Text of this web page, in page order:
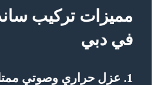
مميزات تركيب
في دبي
1. عزل حراري وصوتي